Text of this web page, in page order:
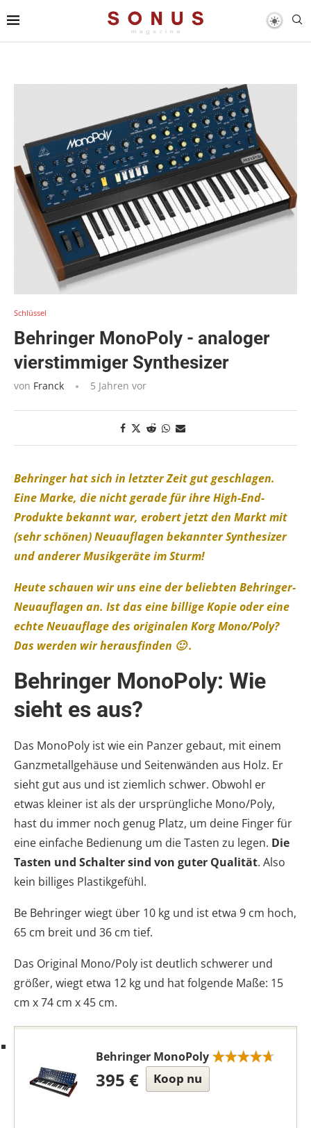
Schlüssel
Behringer MonoPoly - analoger
vierstimmiger Synthesizer
von Franck 5 Jahren vor
Behringer hat sich in letzter Zeit gut geschlagen.
Eine Marke, die nicht gerade für ihre High-End-
Produkte bekannt war, erobert jetzt den Markt mit
(sehr schönen) Neuauflagen bekannter Synthesizer
und anderer Musikgeräte im Sturm!
Heute schauen wir uns eine der beliebten Behringer-
Neuauflagen an. Ist das eine billige Kopie oder eine
echte Neuauflage des originalen Korg Mono/Poly?
Das werden wir herausfinden 🙂 .
Behringer MonoPoly: Wie
sieht es aus?
Das MonoPoly ist wie ein Panzer gebaut, mit einem
Ganzmetallgehäuse und Seitenwänden aus Holz. Er
sieht gut aus und ist ziemlich schwer. Obwohl er
etwas kleiner ist als der ursprüngliche Mono/Poly,
hast du immer noch genug Platz, um deine Finger für
eine einfache Bedienung um die Tasten zu legen. Die
Tasten und Schalter sind von guter Qualität. Also
kein billiges Plastikgefühl.
Be Behringer wiegt über 10 kg und ist etwa 9 cm hoch,
65 cm breit und 36 cm tief.
Das Original Mono/Poly ist deutlich schwerer und
größer, wiegt etwa 12 kg und hat folgende Maße: 15
cm x 74 cm x 45 cm.
Behringer MonoPoly
395 € Koop nu